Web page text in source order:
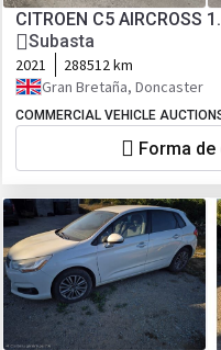
CITROEN C5 AIRCROSS
Subasta
2021
288512 km
Gran Bretaña, Doncaster
COMMERCIAL VEHICLE
Forma